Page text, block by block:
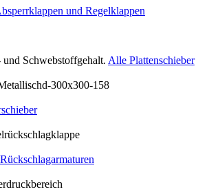
und Regelklappen
und Schwebstoffgehalt. Alle Plattenschieber